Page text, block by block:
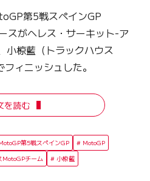
第5戦スペインGP
スがヘレス・サーキット-ア
小椋藍（トラックハウス
ィニッシュした。
を読む
第5戦スペインGP
MotoGP
MotoGPチーム
小椋藍